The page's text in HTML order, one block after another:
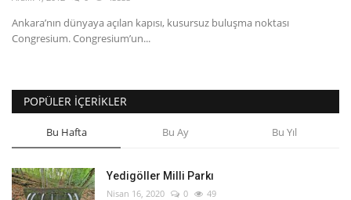
English Turkish
Ankara’nın dünyaya açılan kapısı, kusursuz buluşma noktası
Congresium. Congresium’un...
POPÜLER İÇERIKLER
Bu Hafta Bu Ay Bu Yıl
Yedigöller Milli Parkı
Nisan 16, 2020 0 49